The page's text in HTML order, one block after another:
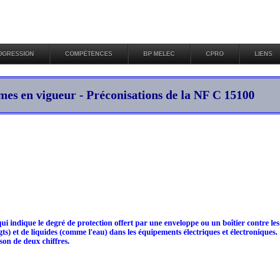
COMPÉTENCES BP MELEC CPRO LIENS
en vigueur - Préconisations de la NF C 15100
indique le degré de protection offert par une enveloppe ou un boîtier contre les
et de liquides (comme l'eau) dans les équipements électriques et électroniques.
de deux chiffres.